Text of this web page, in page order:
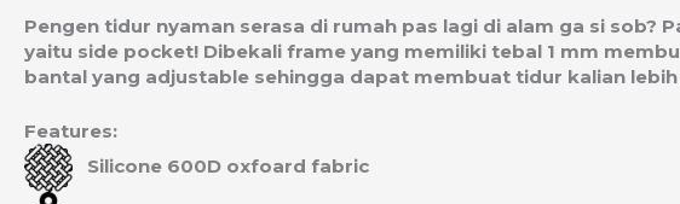
Pengen tidur nyaman serasa di rumah pas lagi di alam ga si
yaitu side pocket! Dibekali frame yang memiliki tebal 1 mm
bantal yang adjustable sehingga dapat membuat tidur kalian
Features:
Silicone 600D oxfoard fabric